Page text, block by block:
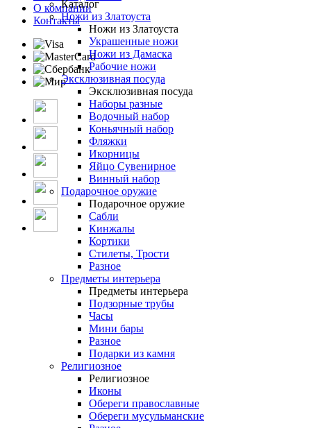
О компании
Контакты
Каталог
Ножи из Златоуста
Ножи из Златоуста
Украшенные ножи
Ножи из Дамаска
Рабочие ножи
Эксклюзивная посуда
Эксклюзивная посуда
Наборы разные
Водочный набор
Коньячный набор
Фляжки
Икорницы
Яйцо Сувенирное
Винный набор
Подарочное оружие
Подарочное оружие
Сабли
Кинжалы
Кортики
Стилеты, Трости
Разное
Предметы интерьера
Предметы интерьера
Подзорные трубы
Часы
Мини бары
Разное
Подарки из камня
Религиозное
Религиозное
Иконы
Обереги православные
Обереги мусульманские